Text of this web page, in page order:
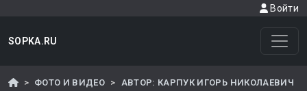
Войти
SOPKA.RU
ФОТО И ВИДЕО
АВТОР: КАРПУК ИГОРЬ НИКОЛАЕВИЧ